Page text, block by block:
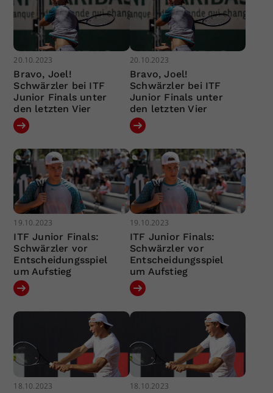
20.10.2023
Bravo, Joel!
Schwärzler bei ITF
Junior Finals unter
den letzten Vier
20.10.2023
Bravo, Joel!
Schwärzler bei ITF
Junior Finals unter
den letzten Vier
19.10.2023
ITF Junior Finals:
Schwärzler vor
Entscheidungsspiel
um Aufstieg
19.10.2023
ITF Junior Finals:
Schwärzler vor
Entscheidungsspiel
um Aufstieg
18.10.2023 18.10.2023